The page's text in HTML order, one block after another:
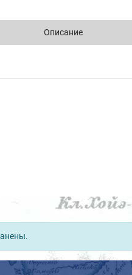
Описание